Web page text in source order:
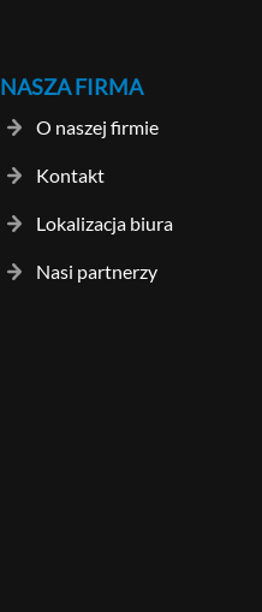
NASZA FIRMA
O naszej firmie
Kontakt
Lokalizacja biura
Nasi partnerzy